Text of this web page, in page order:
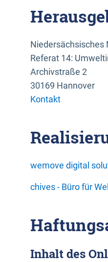
Niedersächsisches
Referat 14:
Archivstraße 2
30169 Hannover
Kontakt
wemove digital
chives - Büro für
Inhalt des